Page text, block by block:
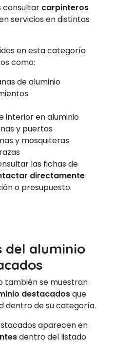
consultar carpinteros
servicios en distintas
en esta categoría
como:
de aluminio
interior en aluminio
y puertas
y mosquiteras
las fichas de
directamente
o presupuesto.
del aluminio
también se muestran
destacadosque
dentro de su categoría.
aparecen en
dentro del listado